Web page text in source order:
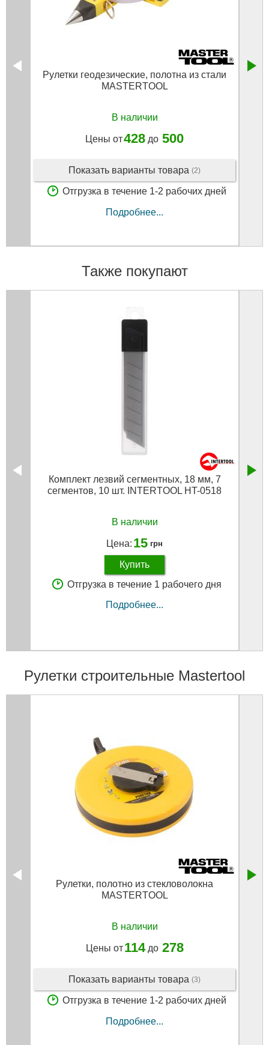
Рулетки геодезические, полотна из стали
MASTERTOOL
В наличии
Цены от428 до 500
Показать варианты товара (2)
Отгрузка в течение 1-2 рабочих дней
Подробнее...
Также покупают
Комплект лезвий сегментных, 18 мм, 7
сегментов, 10 шт. INTERTOOL HT-0518
В наличии
Цена: 15 грн
Купить
Отгрузка в течение 1 рабочего дня
Подробнее...
Рулетки строительные Mastertool
Рулетки, полотно из стекловолокна
MASTERTOOL
В наличии
Цены от 114до 278
Показать варианты товара (3)
Отгрузка в течение 1-2 рабочих дней
Подробнее...